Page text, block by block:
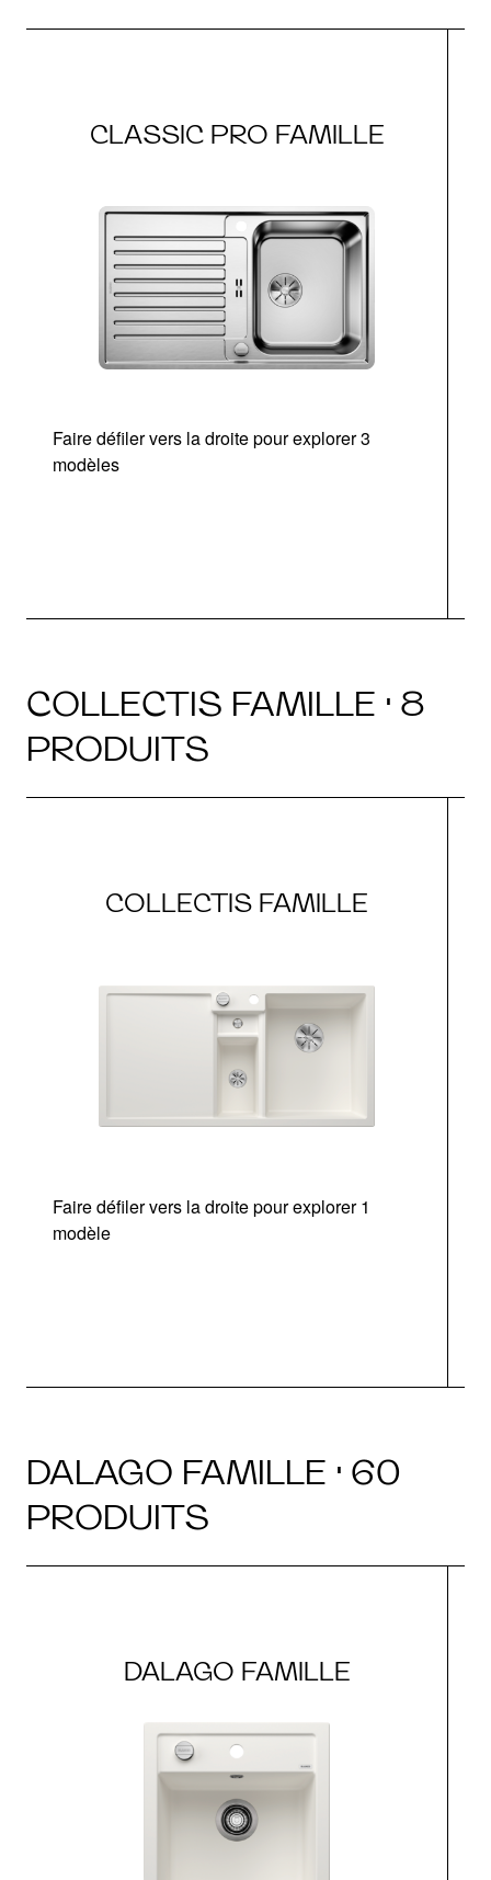
CLASSIC PRO FAMILLE
Faire défiler vers la droite pour explorer 3
modèles
COLLECTIS FAMILLE · 8
PRODUITS
COLLECTIS FAMILLE
Faire défiler vers la droite pour explorer 1
modèle
DALAGO FAMILLE · 60
PRODUITS
DALAGO FAMILLE